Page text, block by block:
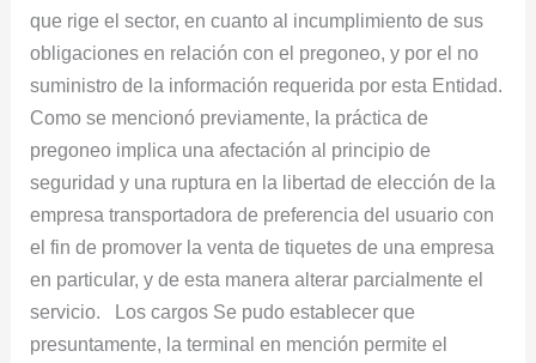
que rige el sector, en cuanto al incumplimiento de sus
obligaciones en relación con el pregoneo, y por el no
suministro de la información requerida por esta Entidad.
Como se mencionó previamente, la práctica de
pregoneo implica una afectación al principio de
seguridad y una ruptura en la libertad de elección de la
empresa transportadora de preferencia del usuario con
el fin de promover la venta de tiquetes de una empresa
en particular, y de esta manera alterar parcialmente el
servicio. Los cargos Se pudo establecer que
presuntamente, la terminal en mención permite el